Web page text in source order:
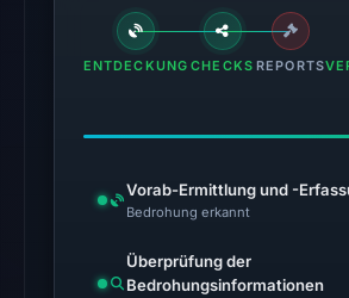
18,
2026
at
UTC.
external
snapshot
contained
ENTDECKUNG CHECKS REPORTS
Vorab-Ermittlung und -
Bedrohung erkannt
Überprüfung der
Bedrohungsinformationen